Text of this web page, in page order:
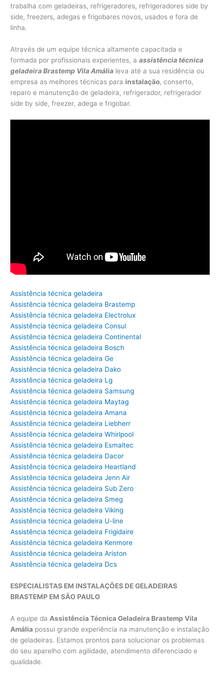
trabalha com geladeiras, refrigeradores, refrigeradores side by
side, freezers, adegas e frigobares novos, usados e fora de
linha.
Através de um equipe técnica altamente capacitada e
formada por profissionais experientes, aassistência técnica
geladeira Brastemp Vila Amália leva até a sua residência ou
empresa as melhores técnicas para instalação, conserto,
reparo e manutenção de geladeira, refrigerador, refrigerador
side by side, freezer, adega e frigobar.
Assistência técnica geladeira
Assistência técnica geladeira Brastemp
Assistência técnica geladeira Electrolux
Assistência técnica geladeira Consul
Assistência técnica geladeira Continental
Assistência técnica geladeira Bosch
Assistência técnica geladeira Ge
Assistência técnica geladeira Dako
Assistência técnica geladeira Lg
Assistência técnica geladeira Samsung
Assistência técnica geladeira Maytag
Assistência técnica geladeira Amana
Assistência técnica geladeira Liebherr
Assistência técnica geladeira Whirlpool
Assistência técnica geladeira Esmaltec
Assistência técnica geladeira Dacor
Assistência técnica geladeira Heartland
Assistência técnica geladeira Jenn Air
Assistência técnica geladeira Sub Zero
Assistência técnica geladeira Smeg
Assistência técnica geladeira Viking
Assistência técnica geladeira U-line
Assistência técnica geladeira Frigidaire
Assistência técnica geladeira Kenmore
Assistência técnica geladeira Ariston
Assistência técnica geladeira Dcs
ESPECIALISTAS EM INSTALAÇÕES DE GELADEIRAS
BRASTEMP EM SÃO PAULO
A equipe da Assistência Técnica Geladeira Brastemp Vila
Amália possui grande experiência na manutenção e instalação
de geladeiras. Estamos prontos para solucionar os problemas
do seu aparelho com agilidade, atendimento diferenciado e
qualidade.